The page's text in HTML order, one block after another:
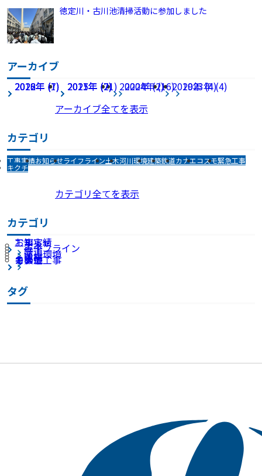
徳定川・古川池清掃活動に参加しました
アーカイブ
2026年 (7) 2025年 (21) 2024年 (16) 2023年 (4)
2022年 (1) 2021年 (7) 2020年 (2) 2019年 (4)
2018年 (7)
2017年 (2)
アーカイブ全てを表示
カテゴリ
工事実績お知らせライフライン土木河川環境建築鉄道カナエコスモ緊急工事
キクチ
カテゴリ全てを表示
カテゴリ
お知らせ
工事実績
土木
ライフライン
鉄道
河川環境
建築
緊急工事
カナエ
コスモ
キクチ
その他
タグ